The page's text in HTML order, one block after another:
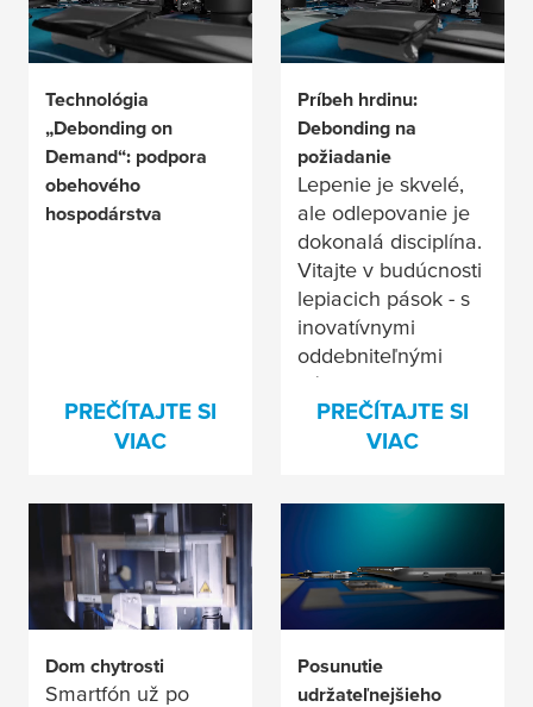
tesnenie vo veľkom
meradle
Technológia
„Debonding on
Demand“: podpora
obehového
hospodárstva
PREČÍTAJTE SI
VIAC
Príbeh hrdinu:
Debonding na
požiadanie
Lepenie je skvelé,
ale odlepovanie je
dokonalá disciplína.
Vitajte v budúcnosti
lepiacich pások - s
inovatívnymi
oddebniteľnými
páskami
PREČÍTAJTE SI
VIAC
Dom chytrosti
Smartfón už po
Posunutie
udržateľnejšieho